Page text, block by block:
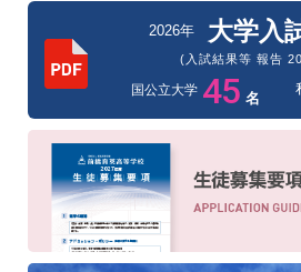
2026年 大学入
(入試結果等 報告
国公立大学 45 名